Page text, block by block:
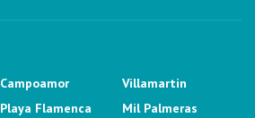
Campoamor
Playa Flamenca
Villamartin
Mil Palmeras